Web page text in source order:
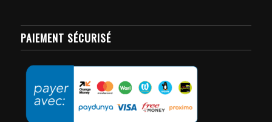
PAIEMENT SÉCURISÉ